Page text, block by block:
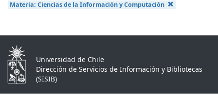
Materia: Ciencias de la Información y Computación
Universidad de Chile
Dirección de Servicios de Información y Bibliotecas
(SISIB)